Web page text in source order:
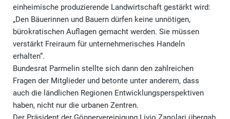
einheimische produzierende Landwirtschaft gestärkt wird:
„Den Bäuerinnen und Bauern dürfen keine unnötigen,
bürokratischen Auflagen gemacht werden. Sie müssen
verstärkt Freiraum für unternehmerisches Handeln
erhalten“.
Bundesrat Parmelin stellte sich dann den zahlreichen
Fragen der Mitglieder und betonte unter anderem, dass
auch die ländlichen Regionen Entwicklungsperspektiven
haben, nicht nur die urbanen Zentren.